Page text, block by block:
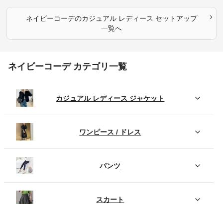
ネイビーコーデのカジュアル レディース セットアップ
一覧へ
›
ネイビーコーデ カテゴリ一覧
カジュアル レディース ジャケット
ワンピース / ドレス
パンツ
スカート